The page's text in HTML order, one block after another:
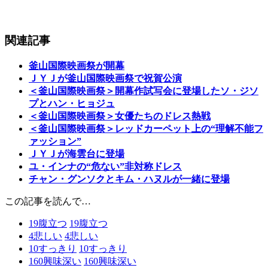
関連記事
釜山国際映画祭が開幕
ＪＹＪが釜山国際映画祭で祝賀公演
＜釜山国際映画祭＞開幕作試写会に登場したソ・ジソ
プとハン・ヒョジュ
＜釜山国際映画祭＞女優たちのドレス熱戦
＜釜山国際映画祭＞レッドカーペット上の“理解不能フ
ァッション”
ＪＹＪが海雲台に登場
ユ・インナの“危ない”非対称ドレス
チャン・グンソクとキム・ハヌルが一緒に登場
この記事を読んで…
19腹立つ 19腹立つ
4悲しい 4悲しい
10すっきり 10すっきり
160興味深い 160興味深い